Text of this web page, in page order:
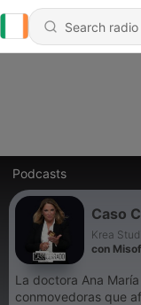
Podcasts
Caso
Krea
con
La doctora Ana
conmovedoras que